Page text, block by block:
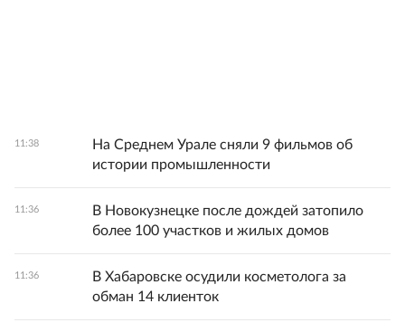
11:38
На Среднем Урале сняли 9 фильмов об
истории промышленности
11:36
В Новокузнецке после дождей затопило
более 100 участков и жилых домов
11:36
В Хабаровске осудили косметолога за
обман 14 клиенток